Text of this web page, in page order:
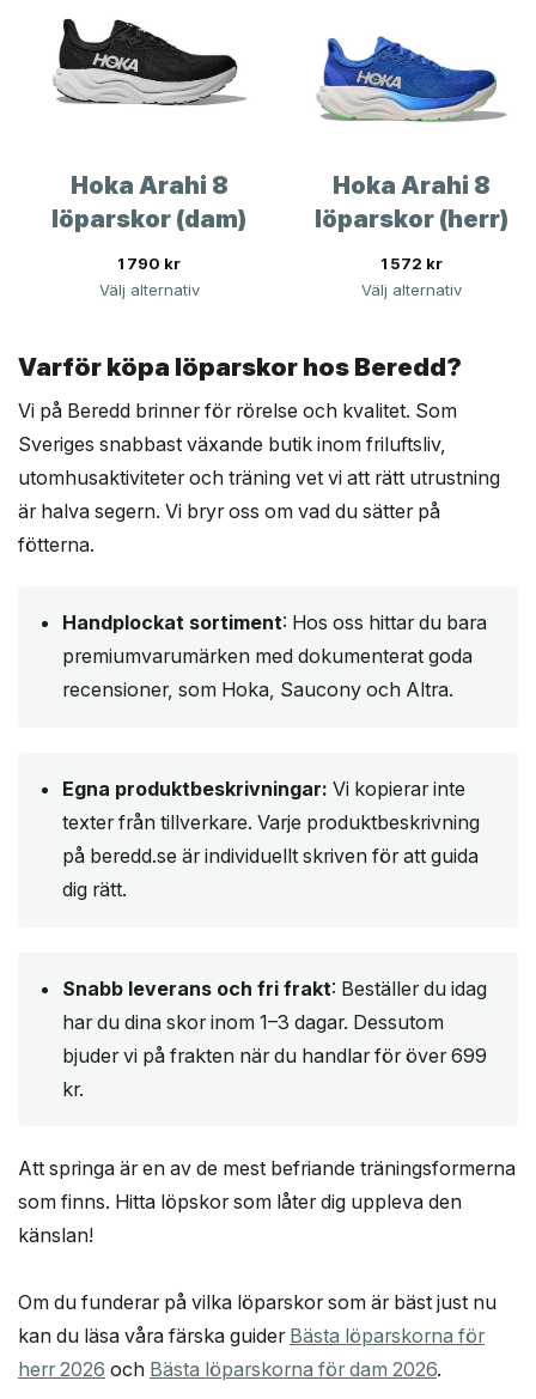
Hoka Arahi 8
löparskor (dam)
1 790 kr
Välj alternativ
Hoka Arahi 8
löparskor (herr)
1 572 kr
Välj alternativ
Varför köpa löparskor hos Beredd?
Vi på Beredd brinner för rörelse och kvalitet. Som
Sveriges snabbast växande butik inom friluftsliv,
utomhusaktiviteter och träning vet vi att rätt utrustning
är halva segern. Vi bryr oss om vad du sätter på
fötterna.
Handplockat sortiment: Hos oss hittar du bara
premiumvarumärken med dokumenterat goda
recensioner, som Hoka, Saucony och Altra.
Egna produktbeskrivningar: Vi kopierar inte
texter från tillverkare. Varje produktbeskrivning
på beredd.se är individuellt skriven för att guida
dig rätt.
Snabb leverans och fri frakt: Beställer du idag
har du dina skor inom 1–3 dagar. Dessutom
bjuder vi på frakten när du handlar för över 699
kr.
Att springa är en av de mest befriande träningsformerna
som finns. Hitta löpskor som låter dig uppleva den
känslan!
Om du funderar på vilka löparskor som är bäst just nu
kan du läsa våra färska guider Bästa löparskorna för
herr 2026 och Bästa löparskorna för dam 2026.